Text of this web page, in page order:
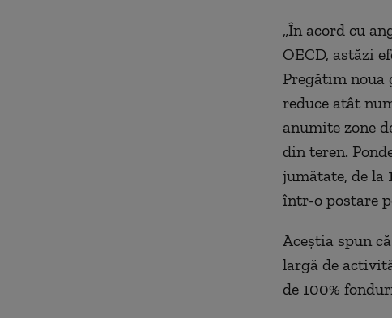
„În acord cu
OECD, astăzi
Pregătim noua
reduce atât
anumite zone
din teren.
jumătate, de la
într-o postare
Aceştia spun
largă de
de 100%